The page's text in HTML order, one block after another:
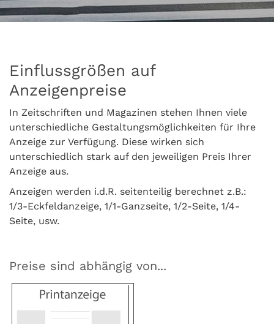
Einflussgrößen auf
Anzeigenpreise
In Zeitschriften und Magazinen stehen Ihnen viele
unterschiedliche Gestaltungsmöglichkeiten für Ihre
Anzeige zur Verfügung. Diese wirken sich
unterschiedlich stark auf den jeweiligen Preis Ihrer
Anzeige aus.
Anzeigen werden i.d.R. seitenteilig berechnet z.B.:
1/3-Eckfeldanzeige, 1/1-Ganzseite, 1/2-Seite, 1/4-
Seite, usw.
Preise sind abhängig von...